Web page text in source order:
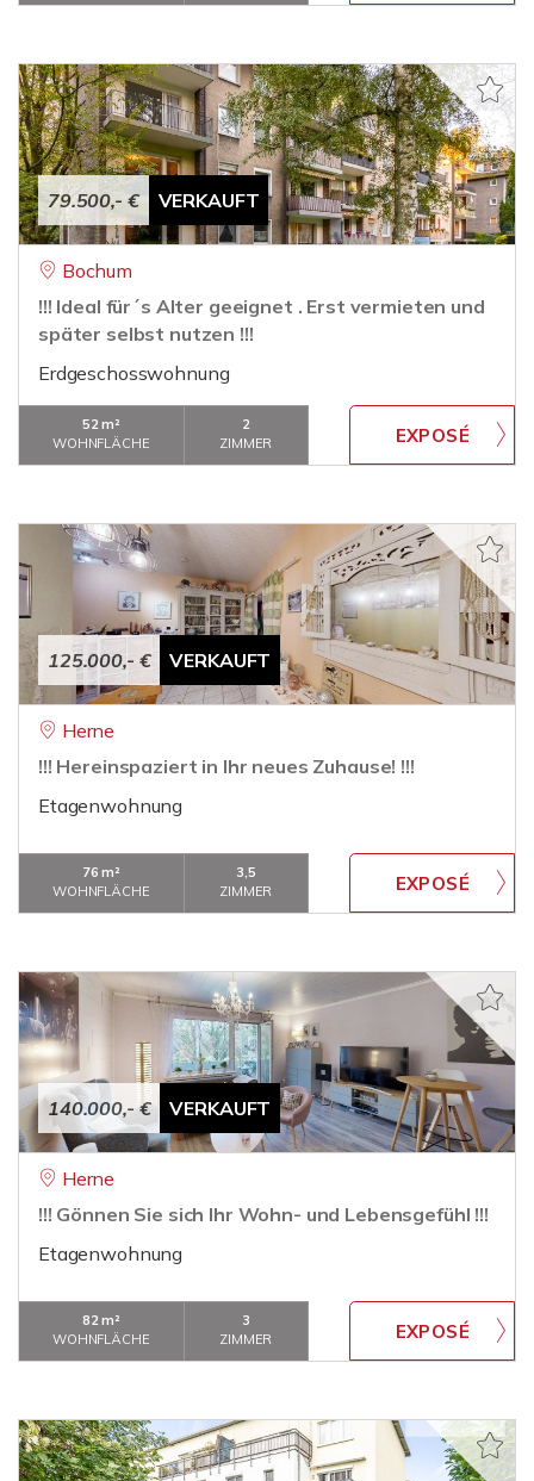
79.500,- € VERKAUFT
Bochum
!!! Ideal für´s Alter geeignet . Erst vermieten und
später selbst nutzen !!!
Erdgeschosswohnung
52 m²
WOHNFLÄCHE
2
ZIMMER
125.000,- € VERKAUFT
Herne
!!! Hereinspaziert in Ihr neues Zuhause! !!!
Etagenwohnung
76 m²
WOHNFLÄCHE
3,5
ZIMMER
140.000,- € VERKAUFT
Herne
!!! Gönnen Sie sich Ihr Wohn- und Lebensgefühl !!!
Etagenwohnung
82 m²
WOHNFLÄCHE
3
ZIMMER